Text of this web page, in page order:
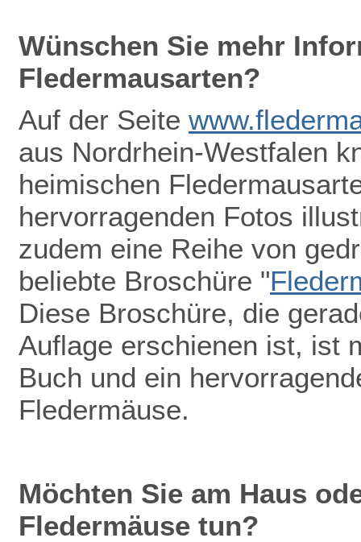
Wünschen Sie mehr
Fledermausarten?
Auf der Seite
aus Nordrhein-Westfalen
heimischen
hervorragenden Fotos
zudem eine Reihe von
beliebte Broschüre "
Diese Broschüre, die
Auflage erschienen ist, ist
Buch und ein
Fledermäuse.
Möchten Sie am Haus
Fledermäuse tun?